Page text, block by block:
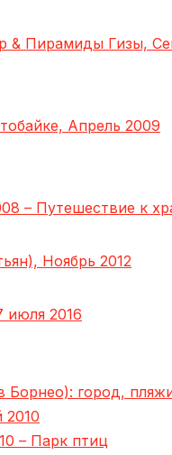
Пирамиды Гизы,
Апрель 2009
– Путешествие к
Ноябрь 2012
июля 2016
Борнео): город,
– Парк птиц